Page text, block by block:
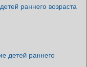
раннего возраста
детей раннего